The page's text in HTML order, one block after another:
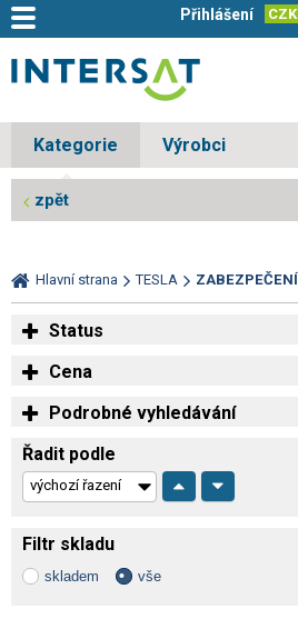
CZK
Přihlášení
Kategorie Výrobci
zpět
Hlavní strana TESLA ZABEZPEČENÍ
Status
Cena
Podrobné vyhledávání
Řadit podle
Filtr skladu
skladem vše